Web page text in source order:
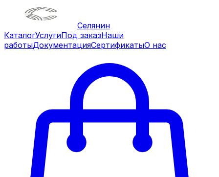
Селянин
КаталогУслугиПод заказНаши
работыДокументацияСертификатыО нас